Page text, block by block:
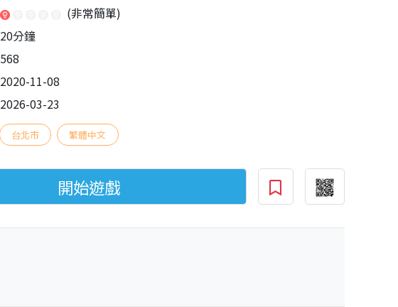
(非常簡單)
20分鐘
568
2020-11-08
2026-03-23
台北市 繁體中文
開始遊戲